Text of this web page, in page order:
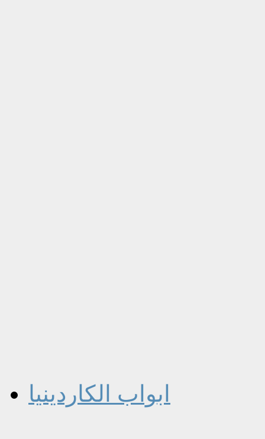
ابواب الكاردينيا